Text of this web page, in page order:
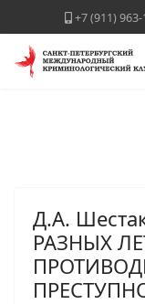
+7 (911) 963-
Д.А.
РАЗНЫХ